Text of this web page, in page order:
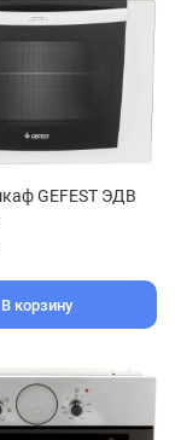
GEFEST ЭДВ
В корзину